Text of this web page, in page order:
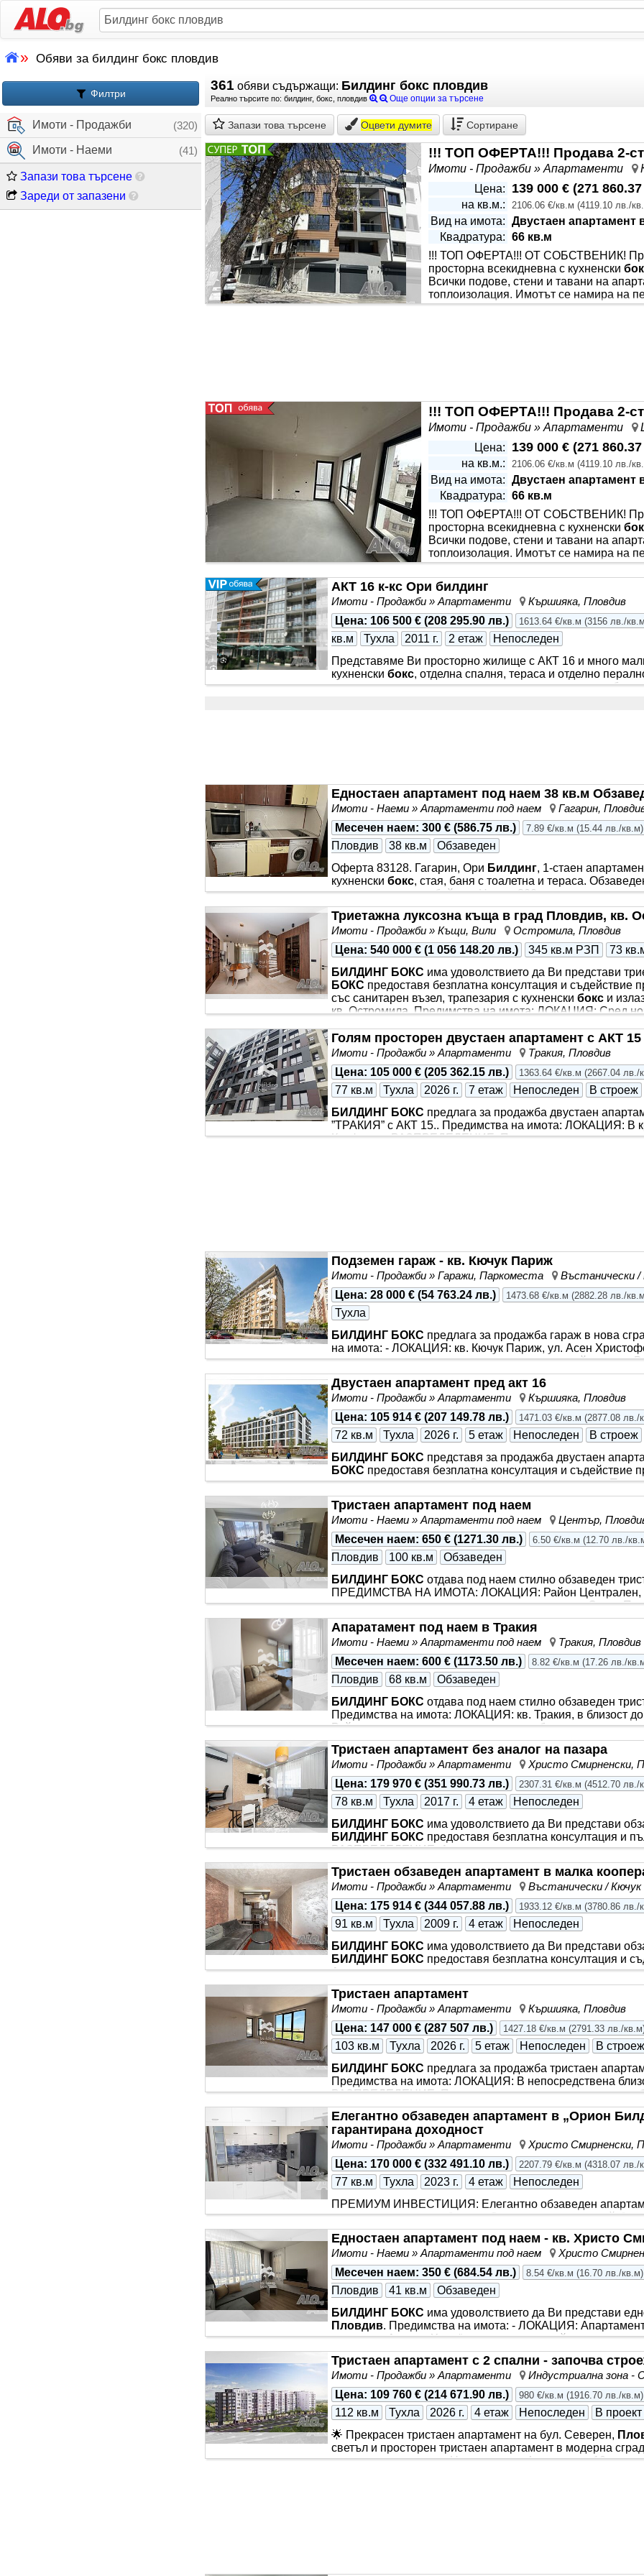
» Обяви за билдинг бокс пловдив
Филтри
(320)
Имоти - Продажби
(41)
Имоти - Наеми
Запази това търсене
Зареди от запазени
361 обяви съдържащи: Билдинг бокс пловдив
Реално търсите по: билдинг, бокс, пловдив Още опции за търсене
Запази това търсене Оцвети думите Сортиране
Имоти - Продажби » Апартаменти
Цена:
139 000 € (271
на кв.м.: 2106.06 €/кв.м (4119.10 лв./
Вид на имота: Двустаен апартамент
Квадратура: 66 кв.м
!!! ТОП ОФЕРТА!!! ОТ СОБСТВЕНИК!
просторна всекидневна с кухненски
Всички подове, стени и тавани на
топлоизолация. Имотът се намира на
непосредствена близост до Гранд
Имоти - Продажби » Апартаменти
Цена:
139 000 € (271
на кв.м.: 2106.06 €/кв.м (4119.10 лв./
Вид на имота: Двустаен апартамент
Квадратура: 66 кв.м
!!! ТОП ОФЕРТА!!! ОТ СОБСТВЕНИК!
просторна всекидневна с кухненски
Всички подове, стени и тавани на
топлоизолация. Имотът се намира на
непосредствена близост до Гранд
градини. Южно изложение.
АКТ 16 к-кс Ори билдинг
Имоти - Продажби » Апартаменти
Кършияка, Пловдив
Цена: 106 500 € (208 295.90 лв.) 1613.64 €/кв.м (3156 лв./кв.м
кв.м
Тухла 2011 г. 2 етаж
Непоследен
Представяме Ви просторно жилище с АКТ 16 и много
кухненски бокс, отделна спалня, тераса и отделно
ключ, но сега всичко е премахнато, за да направите
Едностаен апартамент под наем 38 кв.м
Имоти - Наеми » Апартаменти под наем
Гагарин,
Месечен наем: 300 € (586.75 лв.) 7.89 €/кв.м (15.44 лв./кв.м)
Пловдив
38 кв.м
Обзаведен
Оферта 83128. Гагарин, Ори Билдинг, 1-стаен
кухненски бокс, стая, баня с тоалетна и тераса.
котлони, климатик, бойлер. Наем - 300 евро
Триетажна луксозна къща в град Пловдив, кв.
Имоти - Продажби » Къщи, Вили
Остромила, Пловдив
Цена: 540 000 € (1 056 148.20 лв.) 345 кв.м РЗП
73
БИЛДИНГ БОКС има удоволствието да Ви представи
БОКС предоставя безплатна консултация и
със санитарен възел, трапезария с кухненски бокс и
кв. Остромила. Предимства на имота: ЛОКАЦИЯ: Сред
шосе (Южната дъга). ЕТАЖНОСТ И РАЗПРЕДЕЛЕНИЕ:
собствен малък двор от 73 кв.м. Общата разгъната
Голям просторен двустаен апартамент с АКТ
Имоти - Продажби » Апартаменти
Тракия, Пловдив
Цена: 105 000 € (205 362.15 лв.) 1363.64 €/кв.м (2667.04 лв./
77 кв.м
Тухла 2026 г. 7 етаж Непоследен
В строеж
БИЛДИНГ БОКС предлага за продажба двустаен
”ТРАКИЯ” с АКТ 15.. Предимства на имота: ЛОКАЦИЯ: В
Кауфланд. РАЗПРЕДЕЛЕНИЕ: Просторна всекидневна с
Подземен гараж - кв. Кючук Париж
Имоти - Продажби » Гаражи, Паркоместа
Въстанически
Цена: 28 000 € (54 763.24 лв.) 1473.68 €/кв.м (2882.28 лв./кв.м
Тухла
БИЛДИНГ БОКС предлага за продажба гараж в нова
на имота: - ЛОКАЦИЯ: кв. Кючук Париж, ул. Асен
и лесен достъп, осигуряващ сигурност и спокойствие
ЕТАЖ: Сутеренен етаж (-1). Намира се в секция В. -
локация, лесен достъп и възможност за ползване както за
инвестиционна цел.БИЛДИНГ БОКСпредоставя
финансиране на избрания от Вас имот. Оферта № 35602
Двустаен апартамент пред акт 16
Имоти - Продажби » Апартаменти
Кършияка, Пловдив
Цена: 105 914 € (207 149.78 лв.) 1471.03 €/кв.м (2877.08 лв./
72 кв.м
Тухла 2026 г. 5 етаж Непоследен
В строеж
БИЛДИНГ БОКС представя за продажба двустаен
БОКС предоставя безплатна консултация и
основни пътни артерии и Околовръстния път на гр.
трапезария и кухненскибокс, спалня, баня с тоалетна,
… . ПРЕДИМСТВА НА ИМОТА: ЛОКАЦИЯ: Апартаментът се
зад Пловдивския университет „Паисий Хилендарски“.
ПЛОЩ: Апартаментът е с обща площ от 72 кв.м. ЕТАЖ:
Електричество
Тристаен апартамент под наем
Имоти - Наеми » Апартаменти под наем
Център,
Месечен наем: 650 € (1271.30 лв.) 6.50 €/кв.м (12.70 лв./
Пловдив
100 кв.м
Обзаведен
БИЛДИНГ БОКС отдава под наем стилно обзаведен
ПРЕДИМСТВА НА ИМОТА: ЛОКАЦИЯ: Район Централен,
намира на пешеходно разстояние от църквата „Света
локация с бърз достъп до централната част на града,
заведения, училища и удобен градски транспорт.
входно антре, дневна с трапезария, отделна кухня, две
ПЛОЩ: Апартаментът е с обща площ от реални 100 кв.м.
Апаратамент под наем в Тракия
Имоти - Наеми » Апартаменти под наем
Тракия, Пловдив
Месечен наем: 600 € (1173.50 лв.) 8.82 €/кв.м (17.26 лв./
Пловдив
68 кв.м
Обзаведен
БИЛДИНГ БОКС отдава под наем стилно обзаведен
Предимства на имота: ЛОКАЦИЯ: кв. Тракия, в близост
Районът е спокоен и комуникативен, с бърз достъп до
заведения и удобен градски транспорт. В близост има
Имотът е със следното функционално разпределение:
спални, баня с тоалетна и тераса. ПЛОЩ: Апартаментът
кв.м. ЕТАЖ: 3-ти етаж от общо 7. ОТОПЛЕНИЕ:
Тристаен апартамент без аналог на пазара
Имоти - Продажби » Апартаменти
Христо Смирненски,
Цена: 179 970 € (351 990.73 лв.) 2307.31 €/кв.м (4512.70 лв./
78 кв.м
Тухла 2017 г. 4 етаж
Непоследен
БИЛДИНГ БОКС има удоволствието да Ви представи
БИЛДИНГ БОКС предоставя безплатна консултация и
РАЗПРЕДЕЛЕНИЕ: Апартаментът се състои от светла
тераса, две самостоятелни непреходни спални, входно
едва по четири апартамента на етаж. ПРЕДИМСТВА НА
всичко необходимо за комфортния и динамичен градски
Математическата гимназия, УМБАЛ „Каспела“, Mall
училища,
Тристаен обзаведен апартамент в малка
Имоти - Продажби » Апартаменти
Въстанически /
Цена: 175 914 € (344 057.88 лв.) 1933.12 €/кв.м (3780.86 лв./
91 кв.м
Тухла 2009 г. 4 етаж
Непоследен
БИЛДИНГ БОКС има удоволствието да Ви представи
БИЛДИНГ БОКС предоставя безплатна консултация и
Апартаментът разполага с просторна всекидневна с
която може да бъде обособена като … в малка жилищна
близост до клуб „Камео“. ПРЕДИМСТВА НА ИМОТА:
необходимо за удобния и динамичен градски живот - в
„Студенец“, СУ „Св. Константин-Кирил Философ“ и
градския
Тристаен апартамент
Имоти - Продажби » Апартаменти
Кършияка, Пловдив
Цена: 147 000 € (287 507 лв.) 1427.18 €/кв.м (2791.33 лв./кв.м
103 кв.м
Тухла 2026 г. 5 етаж Непоследен
В строеж
БИЛДИНГ БОКС предлага за продажба тристаен
Предимства на имота: ЛОКАЦИЯ: В непосредствена
РАЗПРЕДЕЛЕНИЕ: Просторна всекидневна с кухненски
баня и тоалетна, самостоятелна баня с тоалетна, втора
5-ти от общо 6. ОТОПЛЕНИЕ: Електричество.
СТРОИТЕЛСТВО: Висококачествен комплекс от затворен
застрояване, в близост до основни пътни артерии и с
Елегантно обзаведен апартамент в „Орион
гарантирана доходност
Имоти - Продажби » Апартаменти
Христо Смирненски,
Цена: 170 000 € (332 491.10 лв.) 2207.79 €/кв.м (4318.07 лв./
77 кв.м
Тухла 2023 г. 4 етаж
Непоследен
ПРЕМИУМ ИНВЕСТИЦИЯ: Елегантно обзаведен
с модерен кухненскибокс… Смирненски е сред най-
вПловдив… Сградата - „ОрионБилдинг“ (2023 г … “
в кв. Христо Смирненски Ексклузивна продажба с
строителство: Сграда от най-висок клас с Акт 16.
Постоянен контрол на достъпа. Удобства: Подземен
(Секция Г). Етаж: 4-ти (непоследен) - среден и топъл
Едностаен апартамент под наем - кв. Христо
Имоти - Наеми » Апартаменти под наем
Христо
Месечен наем: 350 € (684.54 лв.) 8.54 €/кв.м (16.70 лв./кв.м)
Пловдив
41 кв.м
Обзаведен
БИЛДИНГ БОКС има удоволствието да Ви представи
Пловдив. Предимства на имота: - ЛОКАЦИЯ:
комплекс „Алвера Хоум“, предлагащ спокойствие,
РАЗПРЕДЕЛЕНИЕ: Състои се от входно антре, светла и
бокс, баня с тоалетна. - ЕТАЖНОСТ: 2-ри етаж от
ОТОПЛЕНИЕ: Електричество. - СТРОИТЕЛСТВО: Тухла -
модерен жилищен комплекс. - ПРЕДИМСТВА НА ИМОТА:
Тристаен апартамент с 2 спални - започва
Имоти - Продажби » Апартаменти
Индустриална зона -
Цена: 109 760 € (214 671.90 лв.) 980 €/кв.м (1916.70 лв./кв.м)
112 кв.м
Тухла 2026 г. 4 етаж Непоследен
В проект
🌟 Прекрасен тристаен апартамент на бул. Северен,
светъл и просторен тристаен апартамент в модерна
започване на строеж. Намира се на 4-ти етаж от 10, с